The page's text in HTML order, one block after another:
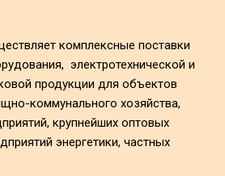
комплексные поставки
электротехнической и
продукции для объектов
коммунального хозяйства,
крупнейших оптовых
энергетики, частных